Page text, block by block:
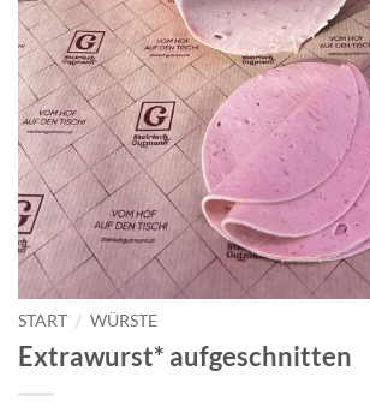
START / WÜRSTE
Extrawurst* aufgeschnitten